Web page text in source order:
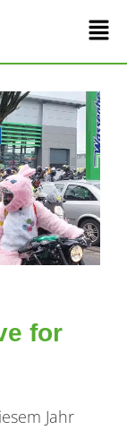
Main
for
Jahr